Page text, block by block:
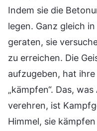
Indem sie die
legen. Ganz gleich
geraten, sie
zu erreichen. Die
aufzugeben, hat
„kämpfen“. Das,
verehren, ist
Himmel, sie